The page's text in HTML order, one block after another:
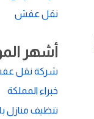
نقل عفش
أشهر
شركة نقل عفش
خبراء المملكة
تنظيف منازل